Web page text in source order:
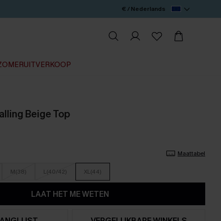
€ / Nederlands
Beige Top
Maattabel
M(38) L(40/42) XL(44)
LAAT HET ME WETEN